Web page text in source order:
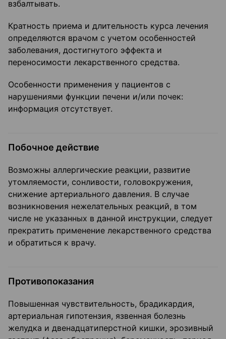
взбалтывать.
Кратность приема и длительность курса лечения
определяются врачом с учетом особенностей
заболевания, достигнутого эффекта и
переносимости лекарственного средства.
Особенности применения у пациентов с
нарушениями функции печени и/или почек:
информация отсутствует.
Побочное действие
Возможны аллергические реакции, развитие
утомляемости, сонливости, головокружения,
снижение артериального давления. В случае
возникновения нежелательных реакций, в том
числе не указанных в данной инструкции, следует
прекратить применение лекарственного средства
и обратиться к врачу.
Противопоказания
Повышенная чувствительность, брадикардия,
артериальная гипотензия, язвенная болезнь
желудка и двенадцатиперстной кишки, эрозивный